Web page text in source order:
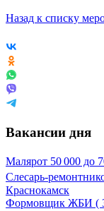
Назад к списку
Вакансии дня
Малярот 50 000 до
Слесарь-ремонтник
Краснокамск
Формовщик ЖБИ (